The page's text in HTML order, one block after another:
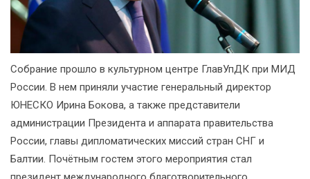
Собрание прошло в культурном центре ГлавУпДК при МИД
России. В нем приняли участие генеральный директор
ЮНЕСКО Ирина Бокова, а также представители
администрации Президента и аппарата правительства
России, главы дипломатических миссий стран СНГ и
Балтии. Почётным гостем этого мероприятия стал